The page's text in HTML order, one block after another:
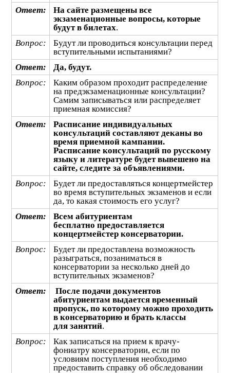
Ответ:
На сайте размещены все
экзаменационные вопросы, которые
будут в билетах.
Вопрос:
Будут ли проводиться консультации перед
вступительными испытаниями?
Ответ:
Да, будут.
Вопрос:
Каким образом проходит распределение
на предэкзаменационные консультации?
Самим записываться или распределяет
приемная комиссия?
Ответ:
Расписание индивидуальных
консультаций составляют деканы во
время приемной кампании.
Расписание консультаций по русскому
языку и литературе будет вывешено на
сайте, следите за объявлениями.
Вопрос:
Будет ли предоставляться концертмейстер
во время вступительных экзаменов и если
да, то какая стоимость его услуг?
Ответ:
Всем абитуриентам
бесплатно предоставляется
концертмейстер консерватории.
Вопрос:
Будет ли предоставлена возможность
разыграться, позаниматься в
консерватории за несколько дней до
вступительных экзаменов?
Ответ:
После подачи документов
абитуриентам выдается временный
пропуск, по которому можно проходить
в консерваторию и брать классы
для занятий.
Вопрос:
Как записаться на прием к врачу-
фониатру консерватории, если по
условиям поступления необходимо
предоставить справку об обследовании